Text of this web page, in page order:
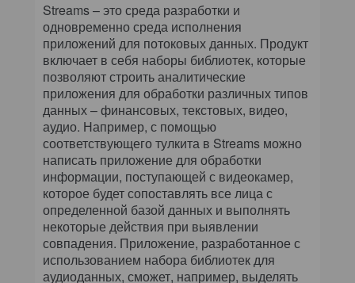
Streams – это среда разработки и
одновременно среда исполнения
приложений для потоковых данных. Продукт
включает в себя наборы библиотек, которые
позволяют строить аналитические
приложения для обработки различных типов
данных – финансовых, текстовых, видео,
аудио. Например, с помощью
соответствующего тулкита в Streams можно
написать приложение для обработки
информации, поступающей с видеокамер,
которое будет сопоставлять все лица с
определенной базой данных и выполнять
некоторые действия при выявлении
совпадения. Приложение, разработанное с
использованием набора библиотек для
аудиоданных, сможет, например, выделять